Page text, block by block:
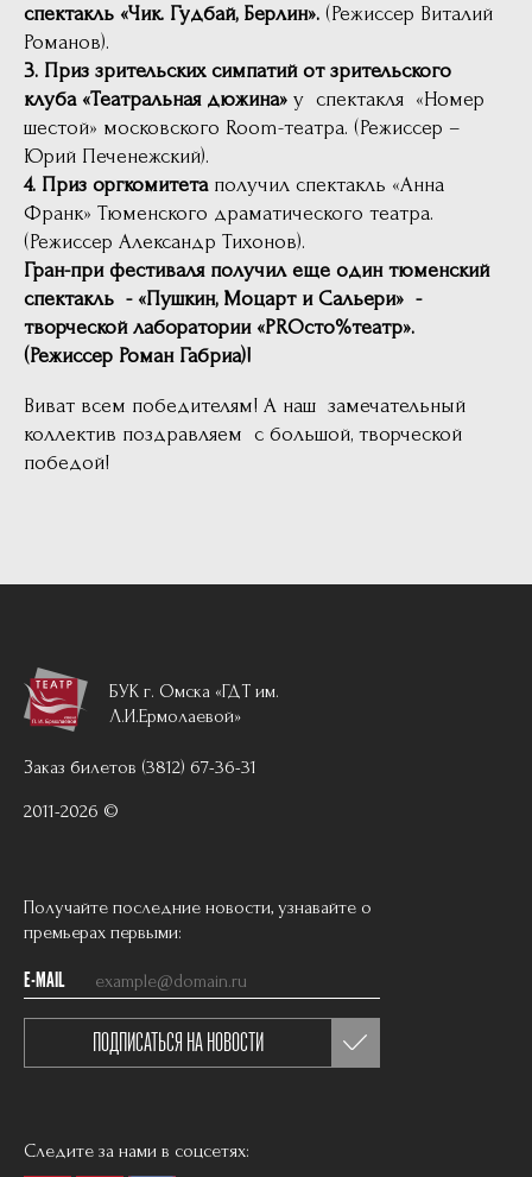
спектакль «Чик. Гудбай, Берлин». (Режиссер Виталий
Романов).
3. Приз зрительских симпатий от зрительского
клуба «Театральная дюжина» у спектакля «Номер
шестой» московского Room-театра. (Режиссер –
Юрий Печенежский).
4. Приз оргкомитетаполучил спектакль «Анна
Франк» Тюменского драматического театра.
(Режиссер Александр Тихонов).
Гран-при фестиваля получил еще один тюменский
спектакль - «Пушкин, Моцарт и Сальери» -
творческой лаборатории «PROсто%театр».
(Режиссер Роман Габриа)!
Виват всем победителям! А наш замечательный
коллектив поздравляем с большой, творческой
победой!
БУК г. Омска «ГДТ им.
Л.И.Ермолаевой»
Заказ билетов (3812) 67-36-31
2011-2026 ©
Получайте последние новости, узнавайте о
премьерах первыми:
E-MAIL
ПОДПИСАТЬСЯ НА НОВОСТИ
Следите за нами в соцсетях: